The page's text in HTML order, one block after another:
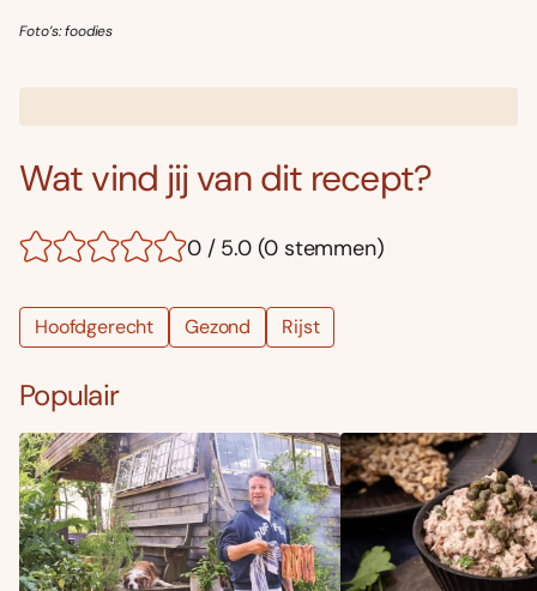
Foto’s: foodies
Wat vind jij van dit recept?
0 / 5.0 (0 stemmen)
Hoofdgerecht Gezond Rijst
Populair